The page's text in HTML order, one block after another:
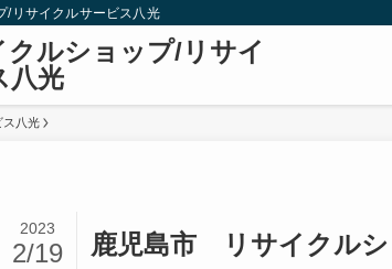
/リサイクルサービス八光
クルショップ/リサイ
八光
ス八光
鹿児島市 リサイクル
2023
2/19